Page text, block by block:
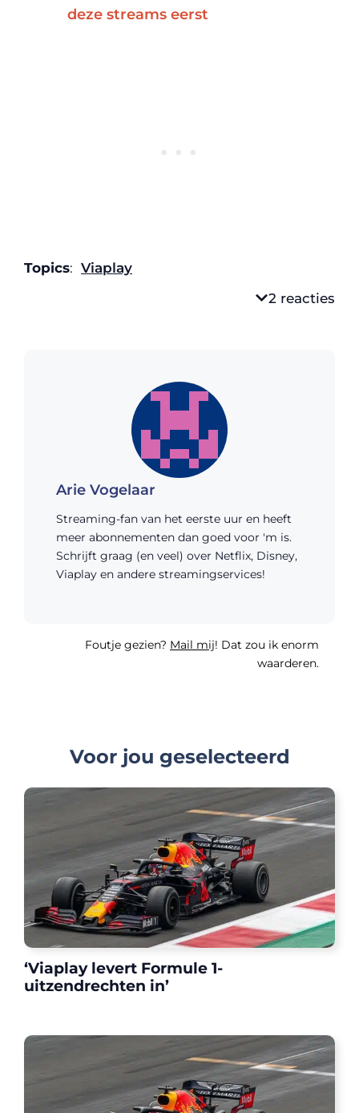
deze streams eerst
Topics: Viaplay
2 reacties
Arie Vogelaar
Streaming-fan van het eerste uur en heeft
meer abonnementen dan goed voor 'm is.
Schrijft graag (en veel) over Netflix, Disney,
Viaplay en andere streamingservices!
Foutje gezien? Mail mij! Dat zou ik enorm
waarderen.
Voor jou geselecteerd
‘Viaplay levert Formule 1-
uitzendrechten in’